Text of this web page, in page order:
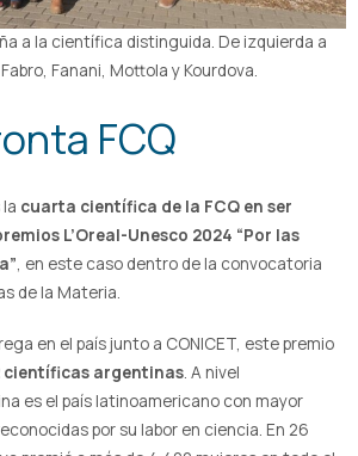
a la científica distinguida. De izquierda a
Fanani, Mottola y Kourdova.
FCQ
cuarta científica de la FCQ en ser
L’Oreal-Unesco 2024 “Por las
, en este caso dentro de la convocatoria
de la Materia.
en el país junto a CONICET, este premio
científicas argentinas. A nivel
es el país latinoamericano con mayor
por su labor en ciencia. En 26